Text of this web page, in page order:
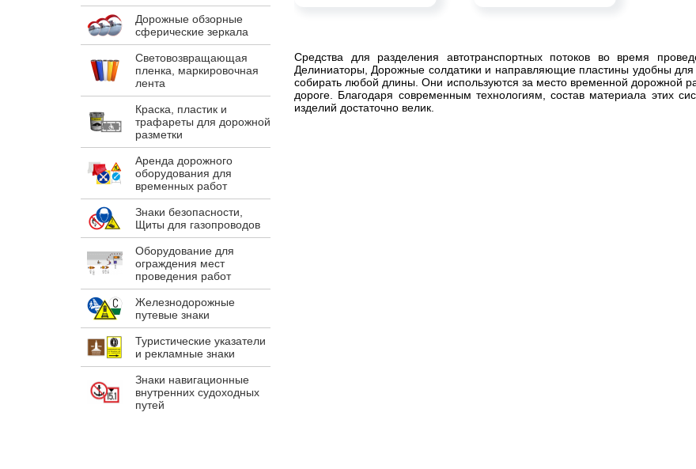
Средства для разделения автотранспортных потоков во время
Делиниаторы, Дорожные солдатики и направляющие пластины удобны для
собирать любой длины. Они используются за место временной дорожной
дороге. Благодаря современным технологиям, состав материала этих
изделий достаточно велик.
Дорожные обзорные
сферические зеркала
Световозвращающая
пленка, маркировочная
лента
Краска, пластик и
трафареты для дорожной
разметки
Аренда дорожного
оборудования для
временных работ
Знаки безопасности,
Щиты для газопроводов
Оборудование для
ограждения мест
проведения работ
Железнодорожные
путевые знаки
Туристические указатели
и рекламные знаки
Знаки навигационные
внутренних судоходных
путей